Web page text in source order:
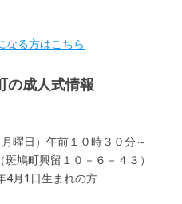
なる方はこちら
の成人式情報
曜日）午前１０時３０分～
鳩町興留１０－６－４３）
4月1日生まれの方